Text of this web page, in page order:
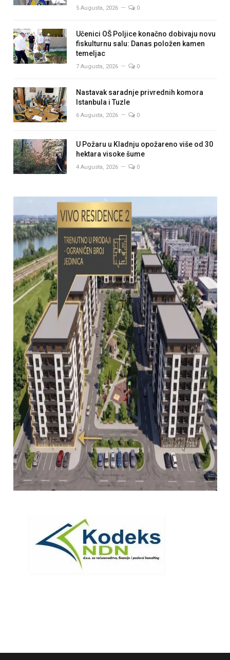
5 Augusta, 2026 0
Učenici OŠ Poljice konačno dobivaju novu
fiskulturnu salu: Danas položen kamen
temeljac
7 Augusta, 2026 0
Nastavak saradnje privrednih komora
Istanbula i Tuzle
6 Augusta, 2026 0
U Požaru u Kladnju opožareno više od 30
hektara visoke šume
4 Augusta, 2026 0